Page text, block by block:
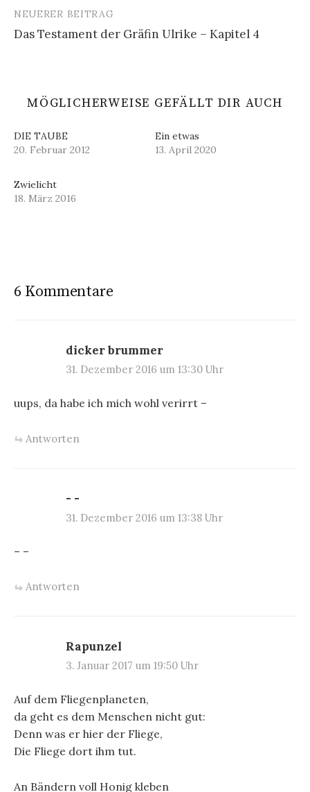
NEUERER BEITRAG
Das Testament der Gräfin Ulrike – Kapitel 4
MÖGLICHERWEISE GEFÄLLT DIR AUCH
DIE TAUBE
20. Februar 2012
Ein etwas
13. April 2020
Zwielicht
18. März 2016
6 Kommentare
dicker brummer
31. Dezember 2016 um 13:30 Uhr
uups, da habe ich mich wohl verirrt –
Antworten
- -
31. Dezember 2016 um 13:38 Uhr
– –
Antworten
Rapunzel
3. Januar 2017 um 19:50 Uhr
Auf dem Fliegenplaneten,
da geht es dem Menschen nicht gut:
Denn was er hier der Fliege,
Die Fliege dort ihm tut.
An Bändern voll Honig kleben